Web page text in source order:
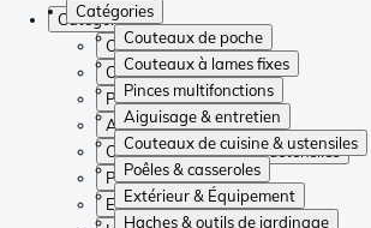
Catégories
Couteaux de poche
Couteaux à lames fixes
Pinces multifonctions
Aiguisage & entretien
Couteaux de cuisine & ustensiles
Poêles & casseroles
Extérieur & Équipement
Haches & outils de jardinage
Catégories
Couteaux de poche
Couteaux à lames fixes
Pinces multifonctions
Aiguisage & entretien
Couteaux de cuisine & ustensiles
Poêles & casseroles
Extérieur & Équipement